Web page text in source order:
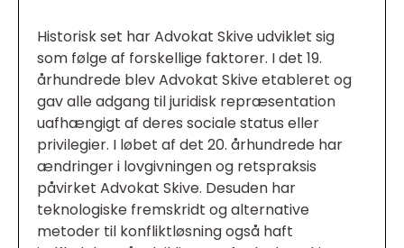
Historisk set har Advokat Skive udviklet sig
som følge af forskellige faktorer. I det 19.
århundrede blev Advokat Skive etableret og
gav alle adgang til juridisk repræsentation
uafhængigt af deres sociale status eller
privilegier. I løbet af det 20. århundrede har
ændringer i lovgivningen og retspraksis
påvirket Advokat Skive. Desuden har
teknologiske fremskridt og alternative
metoder til konfliktløsning også haft